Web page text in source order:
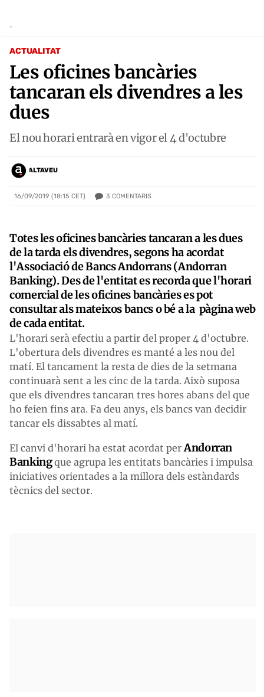
ACTUALITAT
Les oficines bancàries
tancaran els divendres a les
dues
El nou horari entrarà en vigor el 4 d'octubre
ALTAVEU
16/09/2019 (18:15 CET) 3 COMENTARIS
-
Totes les oficines bancàries tancaran a les dues
de la tarda els divendres, segons ha acordat
l'Associació de Bancs Andorrans (Andorran
Banking). Des de l'entitat es recorda que l'horari
comercial de les oficines bancàries es pot
consultar als mateixos bancs o bé a la pàgina web
de cada entitat.
L'horari serà efectiu a partir del proper 4 d'octubre.
L'obertura dels divendres es manté a les nou del
matí. El tancament la resta de dies de la setmana
continuarà sent a les cinc de la tarda. Això suposa
que els divendres tancaran tres hores abans del que
ho feien fins ara. Fa deu anys, els bancs van decidir
tancar els dissabtes al matí.
El canvi d'horari ha estat acordat per Andorran
Bankingque agrupa les entitats bancàries i impulsa
iniciatives orientades a la millora dels estàndards
tècnics del sector.